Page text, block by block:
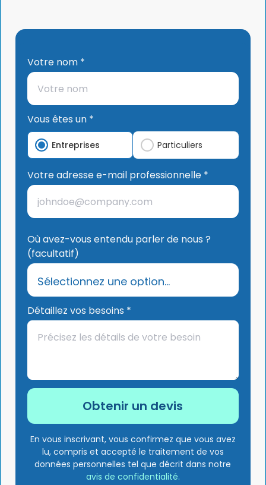
Votre nom *
Vous êtes un *
Entreprises Particuliers
Votre adresse e-mail professionnelle *
Où avez-vous entendu parler de nous ?
(facultatif)
Détaillez vos besoins *
En vous inscrivant, vous confirmez que vous avez
lu, compris et accepté le traitement de vos
données personnelles tel que décrit dans notre
avis de confidentialité.